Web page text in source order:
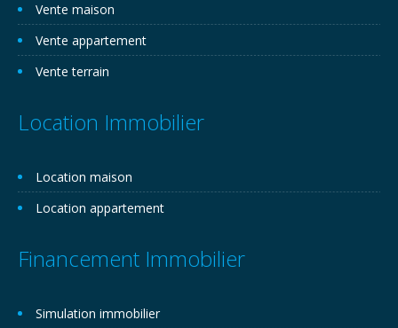
Vente maison
Vente appartement
Vente terrain
Location Immobilier
Location maison
Location appartement
Financement Immobilier
Simulation immobilier